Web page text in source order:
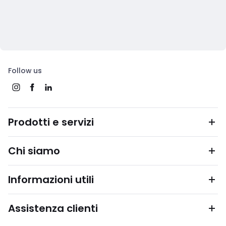
Follow us
Prodotti e servizi
Chi siamo
Informazioni utili
Assistenza clienti